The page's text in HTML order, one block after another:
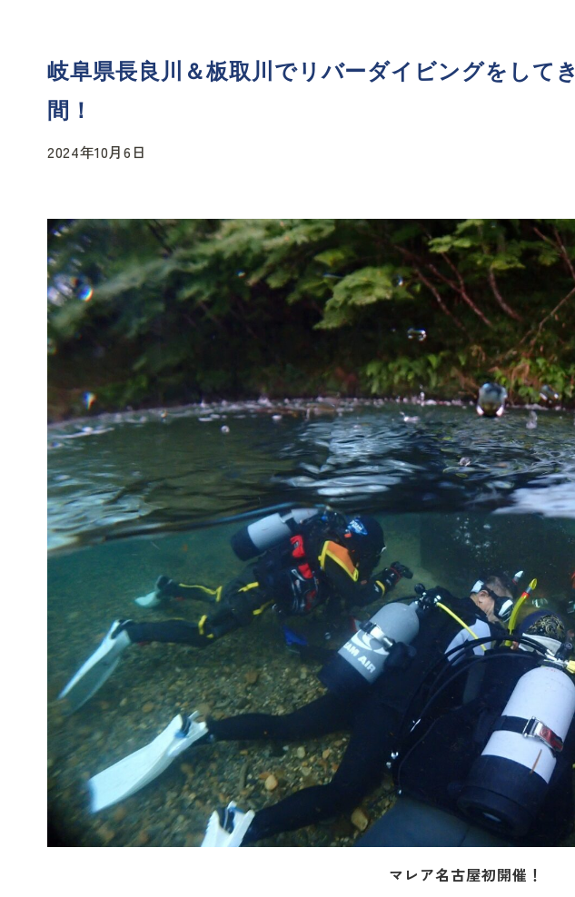
岐阜県長良川＆板取川でリバーダイビングをして
間！
2024年10月6日
マレア名古屋初開催！